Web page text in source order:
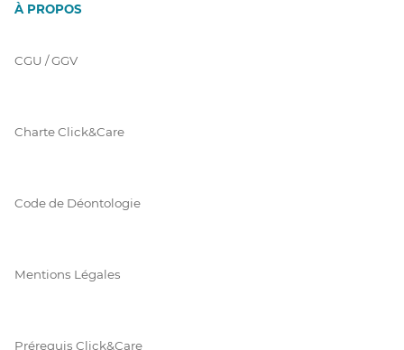
À PROPOS
CGU / GGV
Charte Click&Care
Code de Déontologie
Mentions Légales
Prérequis Click&Care